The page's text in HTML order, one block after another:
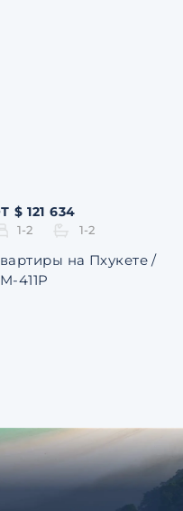
$ 121 634
1-2 1-2
на Пхукете /
411P